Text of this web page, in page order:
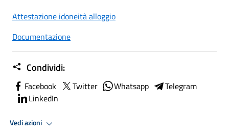
Attestazione idoneità alloggio
Documentazione
Condividi:
Facebook Twitter Whatsapp
Telegram
LinkedIn
Vedi azioni